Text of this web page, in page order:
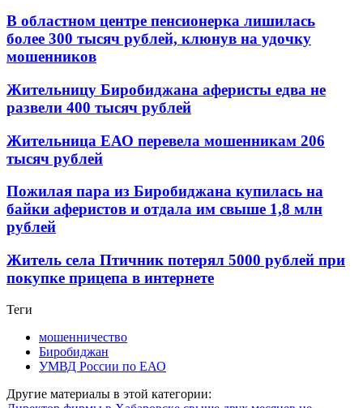
В областном центре пенсионерка лишилась
более 300 тысяч рублей, клюнув на удочку
мошенников
Жительницу Биробиджана аферисты едва не
развели 400 тысяч рублей
Жительница ЕАО перевела мошенникам 206
тысяч рублей
Пожилая пара из Биробиджана купилась на
байки аферистов и отдала им свыше 1,8 млн
рублей
Житель села Птичник потерял 5000 рублей при
покупке прицепа в интернете
Теги
мошенничество
Биробиджан
УМВД России по ЕАО
Другие материалы в этой категории: